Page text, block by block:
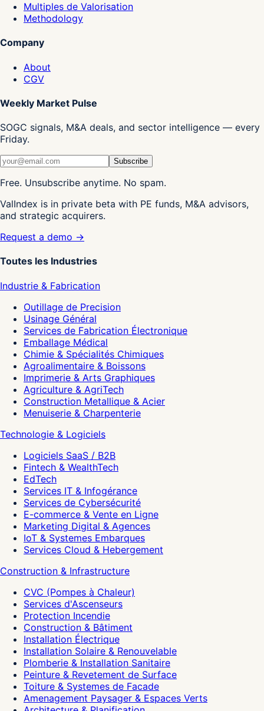
Multiples de Valorisation
Methodology
Company
About
CGV
Weekly Market Pulse
SOGC signals, M&A deals, and sector intelligence — every
Friday.
Subscribe
Free. Unsubscribe anytime. No spam.
ValIndex is in private beta with PE funds, M&A advisors,
and strategic acquirers.
Request a demo →
Toutes les Industries
Industrie & Fabrication
Outillage de Precision
Usinage Général
Services de Fabrication Électronique
Emballage Médical
Chimie & Spécialités Chimiques
Agroalimentaire & Boissons
Imprimerie & Arts Graphiques
Agriculture & AgriTech
Construction Metallique & Acier
Menuiserie & Charpenterie
Technologie & Logiciels
Logiciels SaaS / B2B
Fintech & WealthTech
EdTech
Services IT & Infogérance
Services de Cybersécurité
E-commerce & Vente en Ligne
Marketing Digital & Agences
IoT & Systemes Embarques
Services Cloud & Hebergement
Construction & Infrastructure
CVC (Pompes à Chaleur)
Services d'Ascenseurs
Protection Incendie
Construction & Bâtiment
Installation Électrique
Installation Solaire & Renouvelable
Plomberie & Installation Sanitaire
Peinture & Revetement de Surface
Toiture & Systemes de Facade
Amenagement Paysager & Espaces Verts